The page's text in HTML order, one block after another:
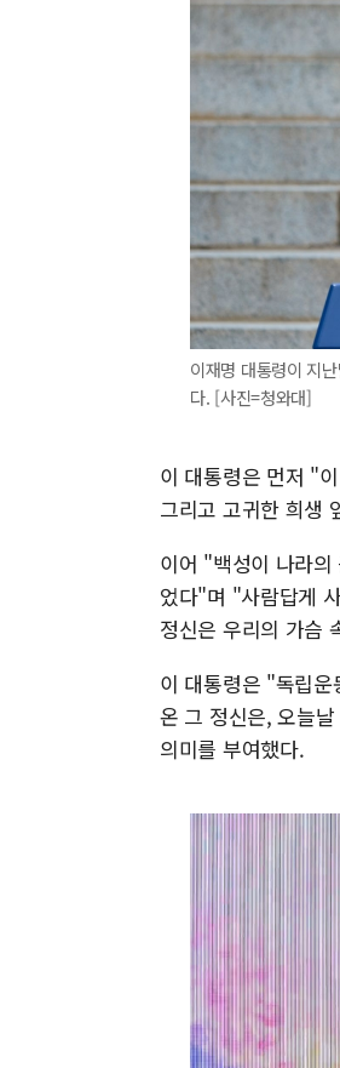
이재명 대통령이 지
다. [사진=청와대]
이 대통령은 먼저 "
그리고 고귀한 희생
이어 "백성이 나라
었다"며 "사람답게
정신은 우리의 가슴
이 대통령은 "독립운
온 그 정신은, 오늘
의미를 부여했다.